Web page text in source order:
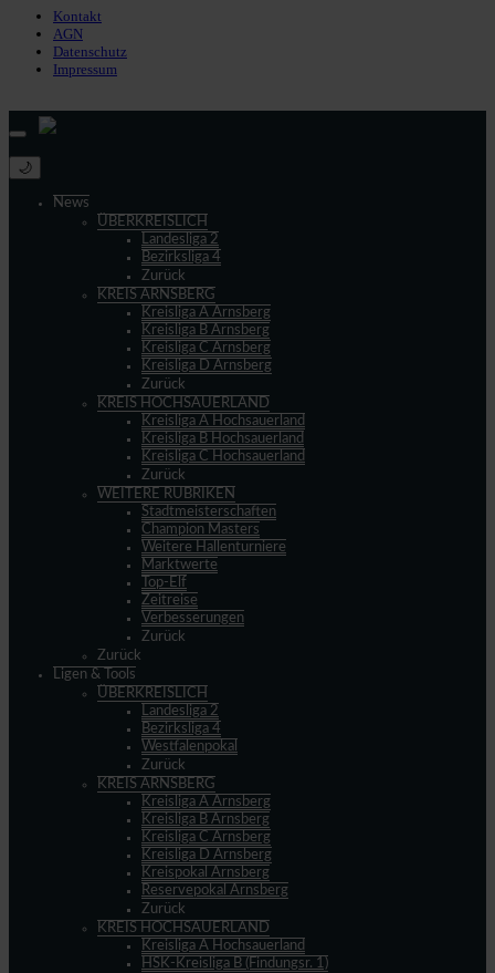
Kontakt
AGN
Datenschutz
Impressum
🌙
News
ÜBERKREISLICH
Landesliga 2
Bezirksliga 4
Zurück
KREIS ARNSBERG
Kreisliga A Arnsberg
Kreisliga B Arnsberg
Kreisliga C Arnsberg
Kreisliga D Arnsberg
Zurück
KREIS HOCHSAUERLAND
Kreisliga A Hochsauerland
Kreisliga B Hochsauerland
Kreisliga C Hochsauerland
Zurück
WEITERE RUBRIKEN
Stadtmeisterschaften
Champion Masters
Weitere Hallenturniere
Marktwerte
Top-Elf
Zeitreise
Verbesserungen
Zurück
Zurück
Ligen & Tools
ÜBERKREISLICH
Landesliga 2
Bezirksliga 4
Westfalenpokal
Zurück
KREIS ARNSBERG
Kreisliga A Arnsberg
Kreisliga B Arnsberg
Kreisliga C Arnsberg
Kreisliga D Arnsberg
Kreispokal Arnsberg
Reservepokal Arnsberg
Zurück
KREIS HOCHSAUERLAND
Kreisliga A Hochsauerland
HSK-Kreisliga B (Findungsr. 1)